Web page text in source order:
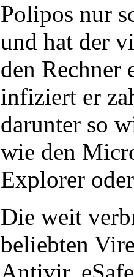
Polipos nur
und hat der
den Rechner
infiziert er
darunter so
wie den
Explorer
Die weit
beliebten